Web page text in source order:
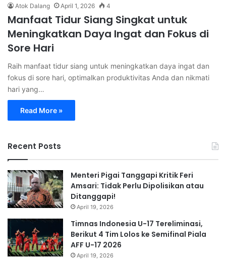
Atok Dalang April 1, 2026 4
Manfaat Tidur Siang Singkat untuk
Meningkatkan Daya Ingat dan Fokus di
Sore Hari
Raih manfaat tidur siang untuk meningkatkan daya ingat dan
fokus di sore hari, optimalkan produktivitas Anda dan nikmati
hari yang…
Read More »
Recent Posts
Menteri Pigai Tanggapi Kritik Feri
Amsari: Tidak Perlu Dipolisikan atau
Ditanggapi!
April 19, 2026
Timnas Indonesia U-17 Tereliminasi,
Berikut 4 Tim Lolos ke Semifinal Piala
AFF U-17 2026
April 19, 2026